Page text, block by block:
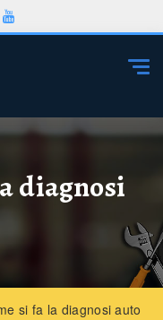
diagnosi
si fa la diagnosi auto